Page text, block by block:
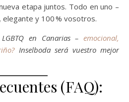
etapa juntos. Todo en uno –
elegante y 100 % vosotros.
en Canarias – emocional,
Inselboda será vuestro mejor
(FAQ):